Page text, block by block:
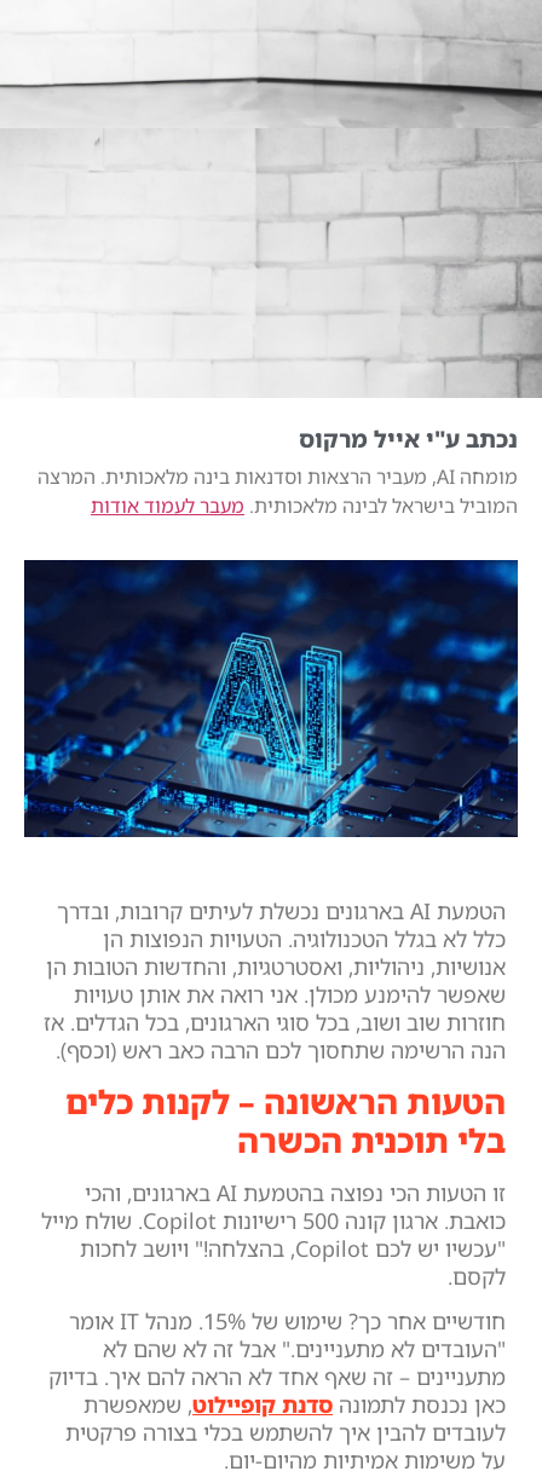
נכתב ע"י אייל מרקוס
מומחה AI, מעביר הרצאות וסדנאות בינה מלאכותית. המרצה
המוביל בישראל לבינה מלאכותית. מעבר לעמוד אודות
הטמעת AI בארגונים נכשלת לעיתים קרובות, ובדרך
כלל לא בגלל הטכנולוגיה. הטעויות הנפוצות הן
אנושיות, ניהוליות, ואסטרטגיות, והחדשות הטובות הן
שאפשר להימנע מכולן. אני רואה את אותן טעויות
חוזרות שוב ושוב, בכל סוגי הארגונים, בכל הגדלים. אז
הנה הרשימה שתחסוך לכם הרבה כאב ראש (וכסף).
הטעות הראשונה – לקנות כלים
בלי תוכנית הכשרה
זו הטעות הכי נפוצה בהטמעת AI בארגונים, והכי
כואבת. ארגון קונה 500 רישיונות Copilot. שולח מייל
"עכשיו יש לכם Copilot, בהצלחה!" ויושב לחכות
לקסם.
חודשיים אחר כך? שימוש של 15%. מנהל IT אומר
"העובדים לא מתעניינים." אבל זה לא שהם לא
מתעניינים – זה שאף אחד לא הראה להם איך. בדיוק
כאן נכנסת לתמונה סדנת קופיילוט, שמאפשרת
לעובדים להבין איך להשתמש בכלי בצורה פרקטית
על משימות אמיתיות מהיום-יום.